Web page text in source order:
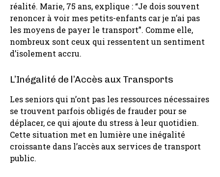
réalité. Marie, 75 ans, explique : “Je dois souvent
renoncer à voir mes petits-enfants car je n’ai pas
les moyens de payer le transport”. Comme elle,
nombreux sont ceux qui ressentent un sentiment
d’isolement accru.
L’Inégalité de l’Accès aux Transports
Les seniors qui n’ont pas les ressources nécessaires
se trouvent parfois obligés de frauder pour se
déplacer, ce qui ajoute du stress à leur quotidien.
Cette situation met en lumière une inégalité
croissante dans l’accès aux services de transport
public.